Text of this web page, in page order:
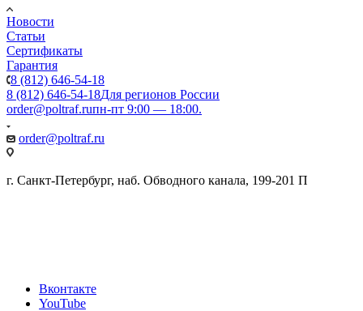
Новости
Статьи
Сертификаты
Гарантия
8 (812) 646-54-18
8 (812) 646-54-18Для регионов России
order@poltraf.ruпн-пт 9:00 — 18:00.
order@poltraf.ru
г. Санкт-Петербург, наб. Обводного канала, 199-201 П
Вконтакте
YouTube